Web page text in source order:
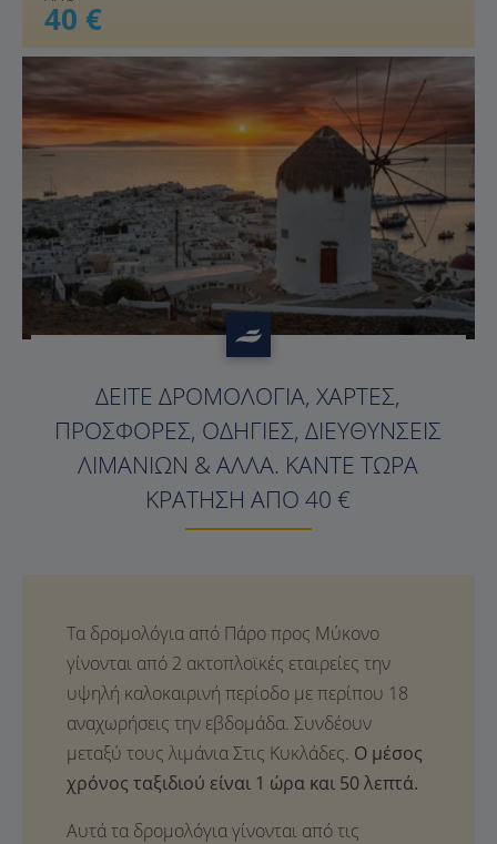
40 €
?>
ΔΕΊΤΕ ΔΡΟΜΟΛΌΓΙΑ, ΧΆΡΤΕΣ,
ΠΡΟΣΦΟΡΈΣ, ΟΔΗΓΊΕΣ, ΔΙΕΥΘΎΝΣΕΙΣ
ΛΙΜΑΝΙΏΝ & ΆΛΛΑ. ΚΆΝΤΕ ΤΏΡΑ
ΚΡΆΤΗΣΗ ΑΠΌ 40 €
Ο μέσος
χρόνος ταξιδιού είναι 1 ώρα και 50 λεπτά.
Αυτά τα δρομολόγια γίνονται από τις